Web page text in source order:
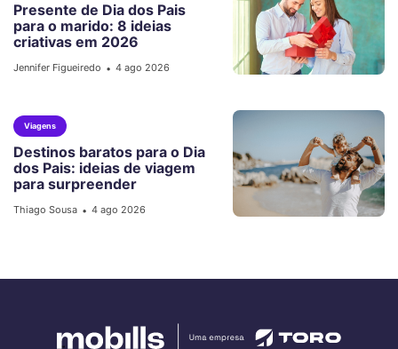
Presente de Dia dos Pais
para o marido: 8 ideias
criativas em 2026
Jennifer Figueiredo • 4 ago 2026
Viagens
Destinos baratos para o Dia
dos Pais: ideias de viagem
para surpreender
Thiago Sousa • 4 ago 2026